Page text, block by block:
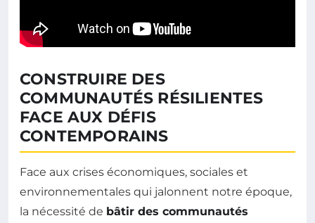
CONSTRUIRE DES
COMMUNAUTÉS RÉSILIENTES
FACE AUX DÉFIS
CONTEMPORAINS
Face aux crises économiques, sociales et
environnementales qui jalonnent notre époque,
la nécessité de bâtir des communautés